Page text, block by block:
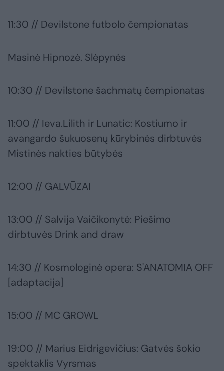
11:30 // Devilstone futbolo čempionatas
Masinė Hipnozė. Slėpynės
10:30 // Devilstone šachmatų čempionatas
11:00 // Ieva.Lilith ir Lunatic: Kostiumo ir
avangardo šukuosenų kūrybinės dirbtuvės
Mistinės nakties būtybės
12:00 // GALVŪZAI
13:00 // Salvija Vaičikonytė: Piešimo
dirbtuvės Drink and draw
14:30 // Kosmologinė opera: S'ANATOMIA OFF
[adaptacija]
15:00 // MC GROWL
19:00 // Marius Eidrigevičius: Gatvės šokio
spektaklis Vyrsmas